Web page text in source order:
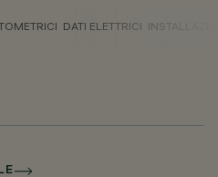
DATI ELETTRICI